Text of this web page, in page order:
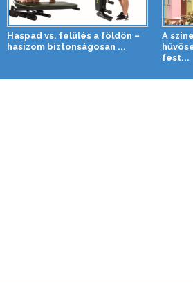
Haspad vs. felülés a földön –
hasizom biztonságosan ...
A
fest...